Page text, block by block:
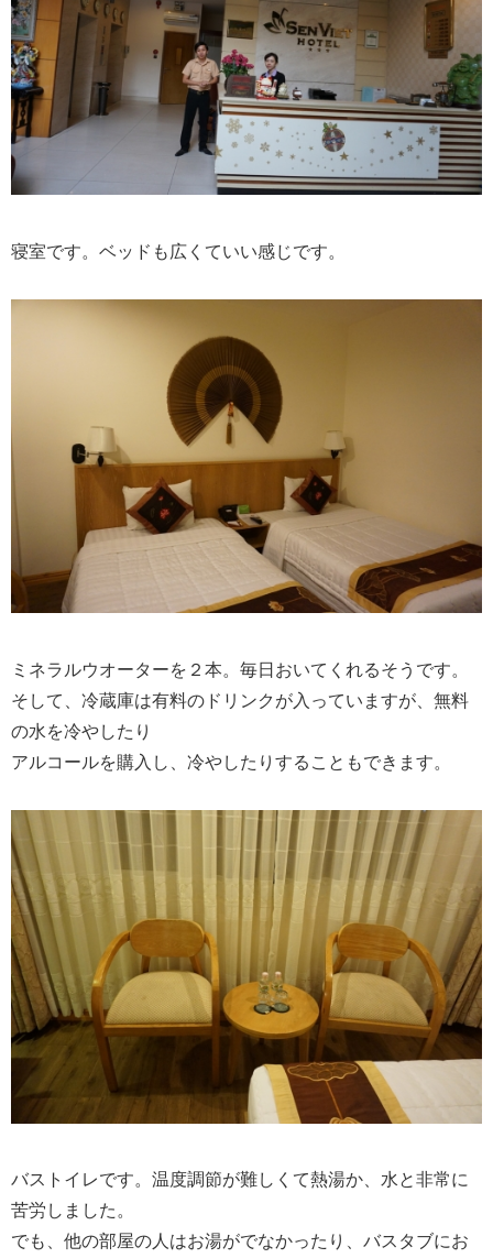
寝室です。ベッドも広くていい感じです。
ミネラルウオーターを２本。毎日おいてくれるそうです。
そして、冷蔵庫は有料のドリンクが入っていますが、無料
の水を冷やしたり
アルコールを購入し、冷やしたりすることもできます。
バストイレです。温度調節が難しくて熱湯か、水と非常に
苦労しました。
でも、他の部屋の人はお湯がでなかったり、バスタブにお